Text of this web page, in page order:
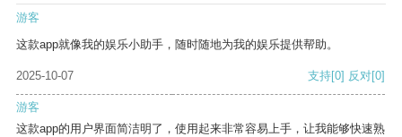
游客
这款app就像我的娱乐小助手，随时随地为我的娱乐提供帮助。
2025-10-07 支持[0] 反对[0]
游客
这款app的用户界面简洁明了，使用起来非常容易上手，让我能够快速熟